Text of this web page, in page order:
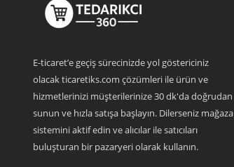
E-ticaret’e geçiş sürecinizde yol göstericiniz
olacak ticaretiks.com çözümleri ile ürün ve
hizmetlerinizi müşterilerinize 30 dk'da doğrudan
sunun ve hızla satışa başlayın. Dilerseniz mağaza
sistemini aktif edin ve alıcılar ile satıcıları
buluşturan bir pazaryeri olarak kullanın.